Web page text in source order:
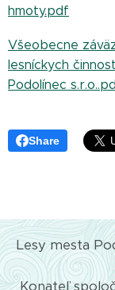
hmoty.pdf
Všeobecne
lesníckych
Podolínec
Share
Lesy mesta
Konateľ